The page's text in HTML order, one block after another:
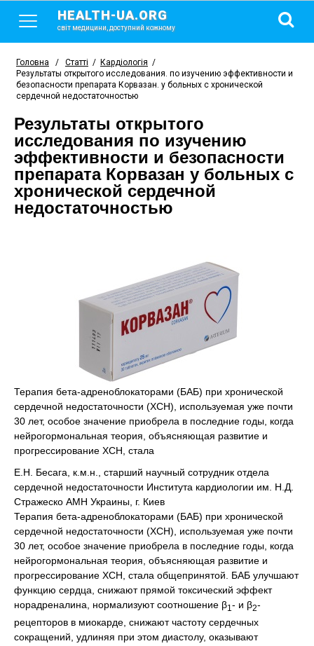
HEALTH-UA.ORG
світ медицини, доступний кожному
Головна / Статті / Кардіологія /
Результаты открытого исследования. по изучению эффективности и
безопасности препарата Корвазан. у больных с хронической
сердечной недостаточностью
Результаты открытого
исследования по изучению
эффективности и безопасности
препарата Корвазан у больных с
хронической сердечной
недостаточностью
Терапия бета-адреноблокаторами (БАБ) при хронической
сердечной недостаточности (ХСН), используемая уже почти
30 лет, особое значение приобрела в последние годы, когда
нейрогормональная теория, объясняющая развитие и
прогрессирование ХСН, стала
Е.Н. Бесага, к.м.н., старший научный сотрудник отдела
сердечной недостаточности Института кардиологии им. Н.Д.
Стражеско АМН Украины, г. Киев
Терапия бета-адреноблокаторами (БАБ) при хронической
сердечной недостаточности (ХСН), используемая уже почти
30 лет, особое значение приобрела в последние годы, когда
нейрогормональная теория, объясняющая развитие и
прогрессирование ХСН, стала общепринятой. БАБ улучшают
функцию сердца, снижают прямой токсический эффект
норадреналина, нормализуют соотношение β1 - и β2-
рецепторов в миокарде, снижают частоту сердечных
сокращений, удлиняя при этом диастолу, оказывают